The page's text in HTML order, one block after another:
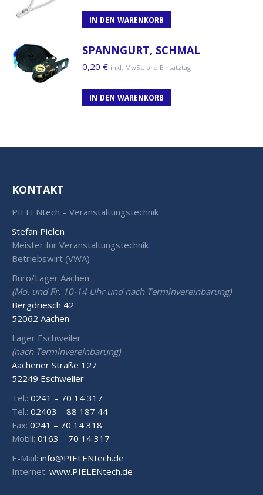
IN DEN WARENKORB
SPANNGURT, SCHMAL
0,20 € inkl. MwSt. pro Einsatztag
IN DEN WARENKORB
KONTAKT
PIELENtech – Veranstaltungstechnik
Stefan Pielen
Meister für Veranstaltungstechnik
Betriebswirt (VWA)
Büro/Lager Aachen
(Mo. und Fr. 10-14 Uhr und nach Terminvereinbarung)
Bergdriesch 42
52062 Aachen
Lager Eschweiler
(nach Terminvereinbarung)
Aachener Straße 127
52249 Eschweiler
Tel.: 0241 – 70 14 317
Tel.: 02403 – 88 187 44
Fax: 0241 – 70 14 318
Mobil: 0163 – 70 14 317
E-Mail: info@PIELENtech.de
Internet: www.PIELENtech.de